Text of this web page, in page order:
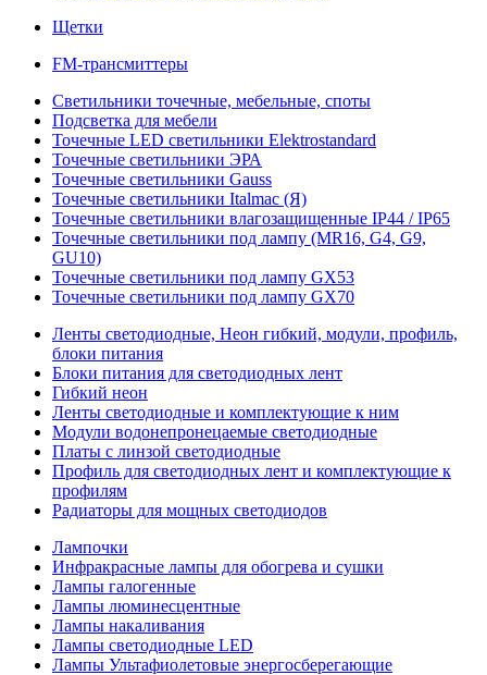
Щетки
FM-трансмиттеры
Светильники точечные, мебельные, споты
Подсветка для мебели
Точечные LED светильники Elektrostandard
Точечные светильники ЭРА
Точечные светильники Gauss
Точечные светильники Italmac (Я)
Точечные светильники влагозащищенные IP44 / IP65
Точечные светильники под лампу (MR16, G4, G9,
GU10)
Точечные светильники под лампу GX53
Точечные светильники под лампу GX70
Ленты светодиодные, Неон гибкий, модули, профиль,
блоки питания
Блоки питания для светодиодных лент
Гибкий неон
Ленты светодиодные и комплектующие к ним
Модули водонепронецаемые светодиодные
Платы с линзой светодиодные
Профиль для светодиодных лент и комплектующие к
профилям
Радиаторы для мощных светодиодов
Лампочки
Инфракрасные лампы для обогрева и сушки
Лампы галогенные
Лампы люминесцентные
Лампы накаливания
Лампы светодиодные LED
Лампы Ультафиолетовые энергосберегающие